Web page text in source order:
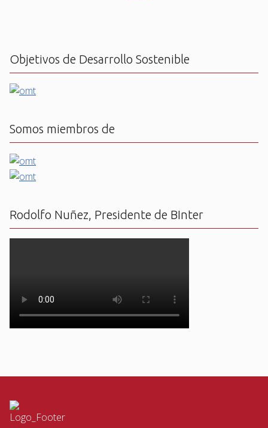
Objetivos de Desarrollo Sostenible
Somos miembros de
Rodolfo Nuñez, Presidente de BInter